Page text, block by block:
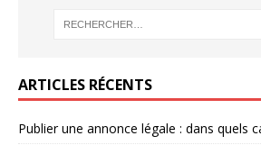
ARTICLES RÉCENTS
Publier une annonce légale : dans quels